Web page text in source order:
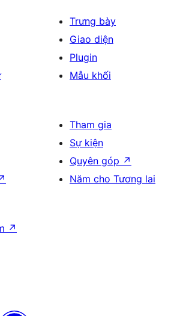
Trưng bày
Giao diện
Plugin
Mẫu khối
Tham gia
Sự kiện
Quyên góp ↗
Năm cho Tương lai
↗